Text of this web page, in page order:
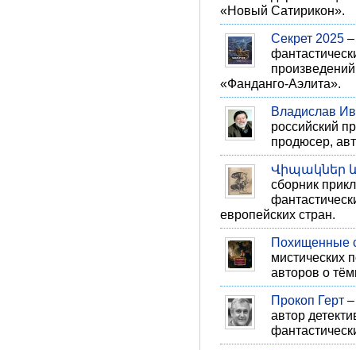
«Новый Сатирикон».
Секрет 2025
«Фанданго-Аэлита».
Владислав
российский
продюсер,
Վիպակներ
сборник
европейских стран.
Похищенные
мистических
авторов о
Прокоп Герт
автор